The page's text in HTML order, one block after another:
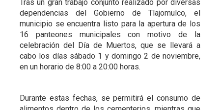
Tras un gran trabajo conjunto realizado por diversas
dependencias del Gobierno de Tlajomulco, el
municipio se encuentra listo para la apertura de los
16 panteones municipales con motivo de la
celebración del Día de Muertos, que se llevará a
cabo los días sábado 1 y domingo 2 de noviembre,
en un horario de 8:00 a 20:00 horas.
Durante estas fechas, se permitirá el consumo de